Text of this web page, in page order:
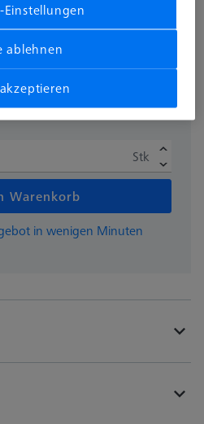
zzgl. USt.
Stk
Warenkorb
in wenigen Minuten
Einstellungen
ablehnen